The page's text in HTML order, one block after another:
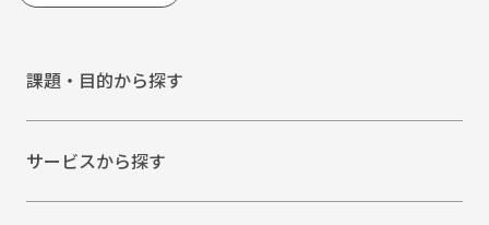
課題・目的から探す
サービスから探す